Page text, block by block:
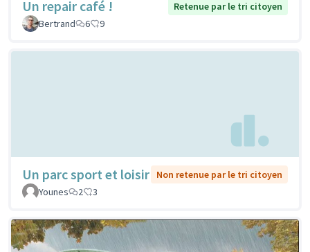
Un repair café !
Retenue par le tri citoyen
Bertrand
6 9
Un parc sport et loisir
Non retenue par le tri citoyen
Younes
2 3